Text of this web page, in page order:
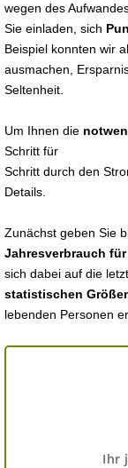
wegen des
Sie einladen, sich
Beispiel konnten wir
ausmachen,
Seltenheit.
Um Ihnen die
Schritt für
Schritt durch den
Details.
Zunächst geben Sie
Jahresverbrauch
sich dabei auf die
statistischen
lebenden Personen
Ihr